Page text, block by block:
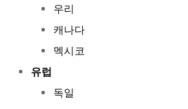
우리
캐나다
멕시코
유럽
독일